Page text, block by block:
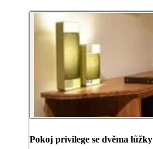
Pokoj privilege se dvěma lůžky